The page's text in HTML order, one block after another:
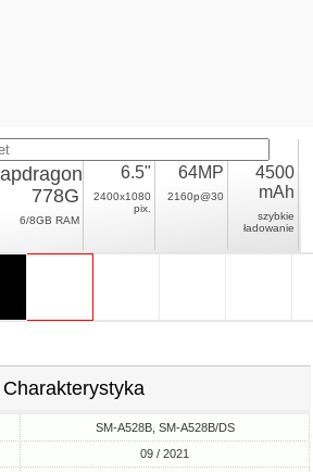
A52s 5G
778G
6/8GB RAM
6.5"
2400x1080
pix.
64MP
2160p@30
4500
mAh
szybkie
ładowanie
Charakterystyka
SM-A528B, SM-A528B/DS
09 / 2021